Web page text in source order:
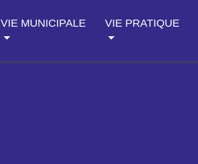
VIE MUNICIPALE VIE PRATIQUE